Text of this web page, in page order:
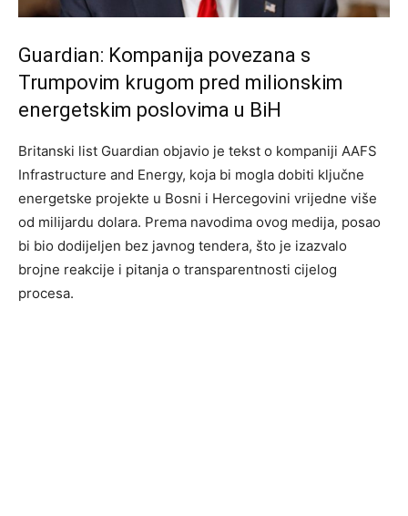
Guardian: Kompanija povezana s
Trumpovim krugom pred milionskim
energetskim poslovima u BiH
Britanski list Guardian objavio je tekst o kompaniji AAFS
Infrastructure and Energy, koja bi mogla dobiti ključne
energetske projekte u Bosni i Hercegovini vrijedne više
od milijardu dolara. Prema navodima ovog medija, posao
bi bio dodijeljen bez javnog tendera, što je izazvalo
brojne reakcije i pitanja o transparentnosti cijelog
procesa.